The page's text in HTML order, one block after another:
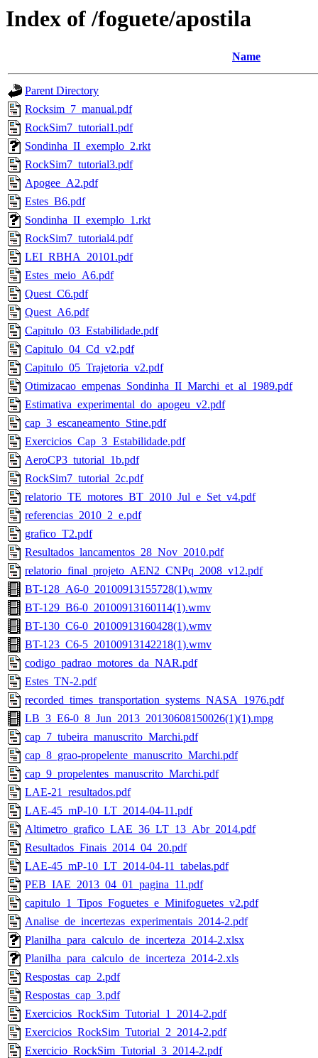
Index of /foguete/apostila
Name
Parent Directory
Rocksim_7_manual.pdf
RockSim7_tutorial1.pdf
Sondinha_II_exemplo_2.rkt
RockSim7_tutorial3.pdf
Apogee_A2.pdf
Estes_B6.pdf
Sondinha_II_exemplo_1.rkt
RockSim7_tutorial4.pdf
LEI_RBHA_20101.pdf
Estes_meio_A6.pdf
Quest_C6.pdf
Quest_A6.pdf
Capitulo_03_Estabilidade.pdf
Capitulo_04_Cd_v2.pdf
Capitulo_05_Trajetoria_v2.pdf
Otimizacao_empenas_Sondinha_II_Marchi_et_al_1989.pdf
Estimativa_experimental_do_apogeu_v2.pdf
cap_3_escaneamento_Stine.pdf
Exercicios_Cap_3_Estabilidade.pdf
AeroCP3_tutorial_1b.pdf
RockSim7_tutorial_2c.pdf
relatorio_TE_motores_BT_2010_Jul_e_Set_v4.pdf
referencias_2010_2_e.pdf
grafico_T2.pdf
Resultados_lancamentos_28_Nov_2010.pdf
relatorio_final_projeto_AEN2_CNPq_2008_v12.pdf
BT-128_A6-0_20100913155728(1).wmv
BT-129_B6-0_20100913160114(1).wmv
BT-130_C6-0_20100913160428(1).wmv
BT-123_C6-5_20100913142218(1).wmv
codigo_padrao_motores_da_NAR.pdf
Estes_TN-2.pdf
recorded_times_transportation_systems_NASA_1976.pdf
LB_3_E6-0_8_Jun_2013_20130608150026(1)(1).mpg
cap_7_tubeira_manuscrito_Marchi.pdf
cap_8_grao-propelente_manuscrito_Marchi.pdf
cap_9_propelentes_manuscrito_Marchi.pdf
LAE-21_resultados.pdf
LAE-45_mP-10_LT_2014-04-11.pdf
Altimetro_grafico_LAE_36_LT_13_Abr_2014.pdf
Resultados_Finais_2014_04_20.pdf
LAE-45_mP-10_LT_2014-04-11_tabelas.pdf
PEB_IAE_2013_04_01_pagina_11.pdf
capitulo_1_Tipos_Foguetes_e_Minifoguetes_v2.pdf
Analise_de_incertezas_experimentais_2014-2.pdf
Planilha_para_calculo_de_incerteza_2014-2.xlsx
Planilha_para_calculo_de_incerteza_2014-2.xls
Respostas_cap_2.pdf
Respostas_cap_3.pdf
Exercicios_RockSim_Tutorial_1_2014-2.pdf
Exercicios_RockSim_Tutorial_2_2014-2.pdf
Exercicio_RockSim_Tutorial_3_2014-2.pdf